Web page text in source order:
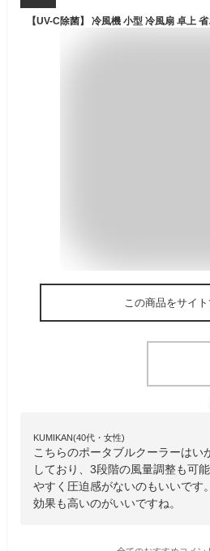
この商品をサイ
KUMIKAN(40代・女性)
こちらのポータブルクーラーはい
しており、3段階の風量調整も可
やすく圧迫感がないのもいいです
効果も高いのがいいですね。